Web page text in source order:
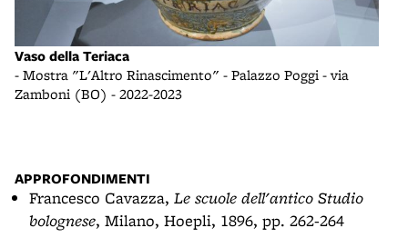
Vaso della Teriaca
- Mostra "L'Altro Rinascimento" - Palazzo Poggi - via
Zamboni (BO) - 2022-2023
APPROFONDIMENTI
Francesco Cavazza, Le scuole dell'antico Studio
bolognese, Milano, Hoepli, 1896, pp. 262-264